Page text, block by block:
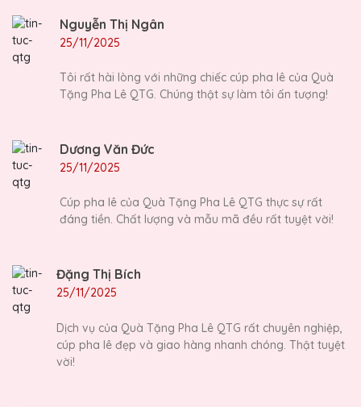
Nguyễn Thị Ngân
25/11/2025
Tôi rất hài lòng với những chiếc cúp pha lê của Quà
Tặng Pha Lê QTG. Chúng thật sự làm tôi ấn tượng!
Dương Văn Đức
25/11/2025
Cúp pha lê của Quà Tặng Pha Lê QTG thực sự rất
đáng tiền. Chất lượng và mẫu mã đều rất tuyệt vời!
Đặng Thị Bích
25/11/2025
Dịch vụ của Quà Tặng Pha Lê QTG rất chuyên nghiệp,
cúp pha lê đẹp và giao hàng nhanh chóng. Thật tuyệt
vời!